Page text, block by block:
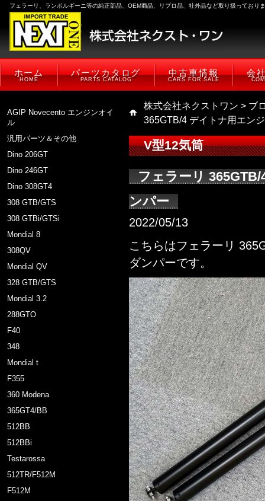
フェラーリ、ランボルギーニ等の純正部品、OEM商品、リプロ品、社外品など取り扱っており
ホーム
HOME
パーツカタログ
PARTS CATALOG
中古車情報
CARS FOR SALE
会
AGIP Novecento エンジンオイ
ル
汎用パーツ＆その他
Dino 206GT
Dino 246GT
Dino 308GT4
308 GTB/GTS
308 GTBi/GTSi
Mondial 8
308QV
Mondial QV
328 GTB/GTS
Mondial 3.2
288GTO
F40
348
Mondial t
F355
360 Modena
365GT4/BB
512BB
512BBi
Testarossa
512TR/F512M
F512M
株式会社ネクストワン > ブ
365GTB/4 デイトナ用エン
V型12気筒
フェラーリ
ンパー
2022/05/13
こちらはフェラーリ
ダンパーです。